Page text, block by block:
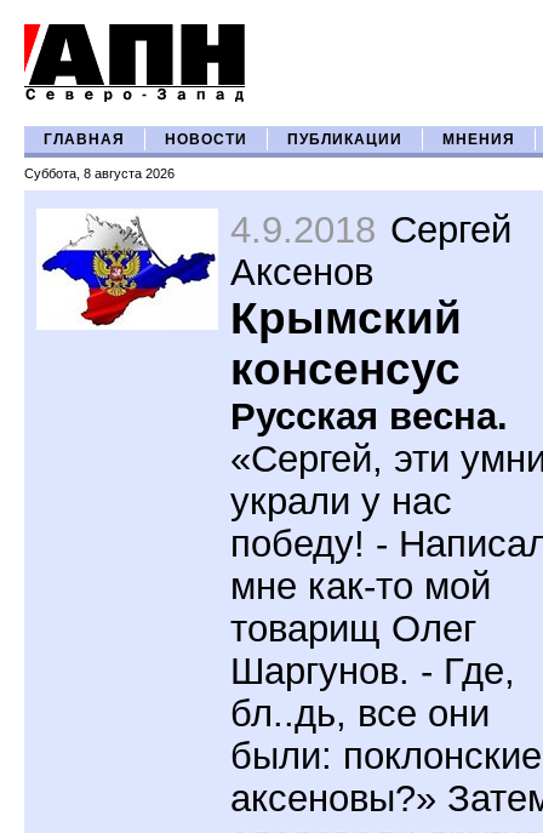
ГЛАВНАЯ НОВОСТИ ПУБЛИКАЦИИ МНЕНИЯ
Суббота, 8 августа 2026
4.9.2018 Сергей
Аксенов
Крымский
консенсус
Русская весна.
«Сергей, эти
украли у нас
победу! -
мне как-то мой
товарищ Олег
Шаргунов. - Где,
бл..дь, все они
были:
аксеновы?»